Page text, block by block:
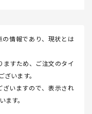
情報であり、現状とは
すため、ご注文のタイ
います。
いますので、表示され
す。